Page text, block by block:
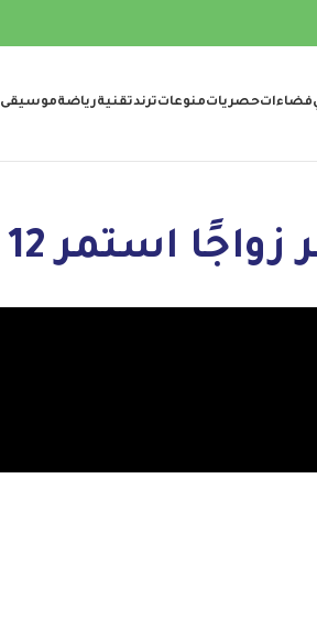
فضاءاتحصرياتمنوعاتترندتقنيةرياضةموسيقى
استمر 12 عامًا